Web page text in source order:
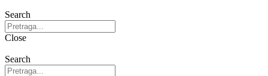
Search
Close
Search